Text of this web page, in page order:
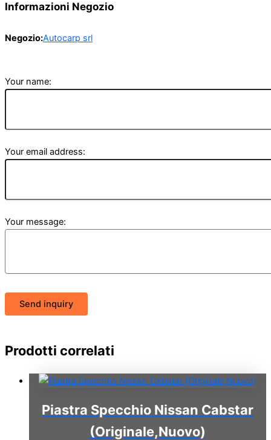
Informazioni Negozio
Negozio:Autocarp srl
Your name:
Your email address:
Your message:
Send inquiry
Prodotti correlati
Piastra Specchio Nissan Cabstar
(Originale,Nuovo)